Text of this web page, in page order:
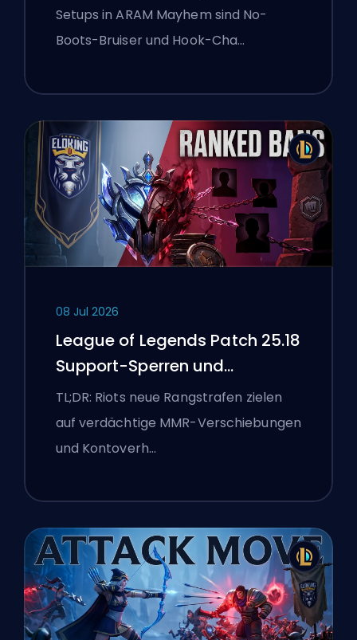
Setups in ARAM Mayhem sind No-
Boots-Bruiser und Hook-Cha…
08 Jul 2026
League of Legends Patch 25.18
Support-Sperren und
Boosting-Flaggen
TL;DR: Riots neue Rangstrafen zielen
auf verdächtige MMR-Verschiebungen
und Kontoverh…